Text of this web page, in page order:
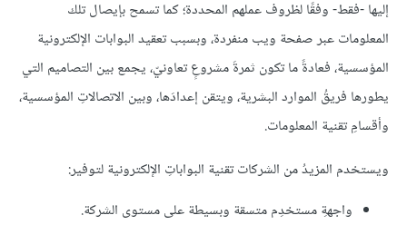
إليها -فقط- وفقًا لظروف عملهم المحددة؛ كما تسمح بإيصال تلك
المعلومات عبر صفحة ويب منفردة، وبسبب تعقيد البوابات الإلكترونية
المؤسسية، فعادةً ما تكون ثمرةَ مشروعٍ تعاونيّ، يجمع بين التصاميم التي
يطورها فريقُ الموارد البشرية، ويتقن إعدادَها، وبين الاتصالاتِ المؤسسية،
وأقسامِ تقنية المعلومات.
ويستخدم المزيدُ من الشركات تقنية البواباتِ الإلكترونية لتوفير:
واجهةِ مستخدِم متسقة وبسيطة على مستوى الشركة.